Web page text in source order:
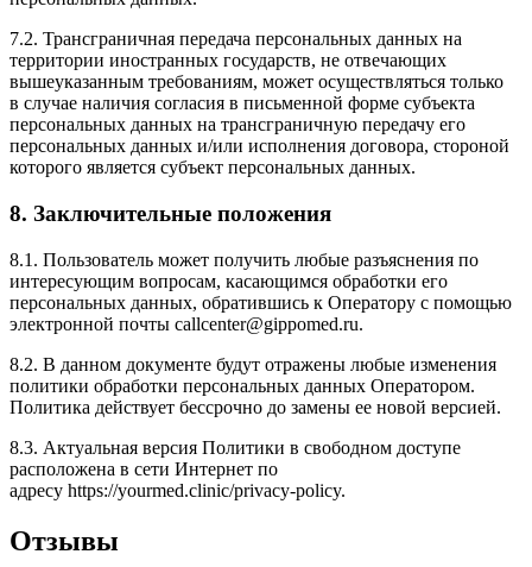
7.2. Трансграничная передача персональных данных на
территории иностранных государств, не отвечающих
вышеуказанным требованиям, может осуществляться только
в случае наличия согласия в письменной форме субъекта
персональных данных на трансграничную передачу его
персональных данных и/или исполнения договора, стороной
которого является субъект персональных данных.
8. Заключительные положения
8.1. Пользователь может получить любые разъяснения по
интересующим вопросам, касающимся обработки его
персональных данных, обратившись к Оператору с помощью
электронной почты callcenter@gippomed.ru.
8.2. В данном документе будут отражены любые изменения
политики обработки персональных данных Оператором.
Политика действует бессрочно до замены ее новой версией.
8.3. Актуальная версия Политики в свободном доступе
расположена в сети Интернет по
адресу https://yourmed.clinic/privacy-policy.
Отзывы